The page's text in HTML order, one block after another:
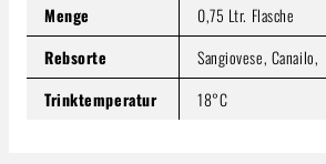
Menge
0,75 Ltr. Flasche
Rebsorte
Sangiovese, Canailo,
Trinktemperatur
18°C